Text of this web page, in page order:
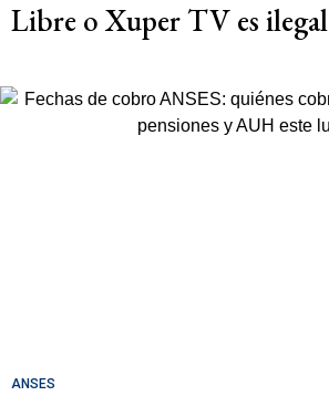
Libre o Xuper TV es ilegal
ANSES